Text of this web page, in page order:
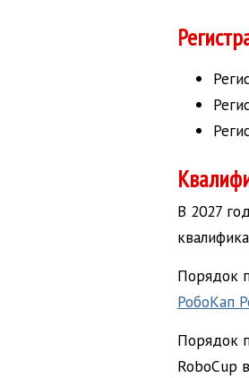
В 2027
Порядок
РобоКап
Порядок
RoboCup